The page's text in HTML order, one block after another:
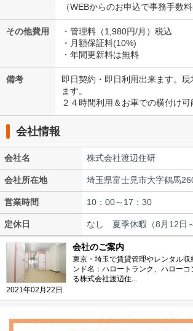
（WEBからのお申込で事務手数
その他費用
・管理料（1,980円/月）税込
・月額保証料(10%)
・年間更新料は無料
備考
即日契約・即日利用出来ます。
ます。
２４時間利用＆お車での横付け可
会社情報
会社名 株式会社渡辺住研
会社所在地 埼玉県富士見市大字鶴馬
営業時間 10：00～17：30
定休日 なし 夏季休暇（8月12日
2021年02月22日
会社のご案内
東京・埼玉で賃貸管理やレンタル収
ンド名：ハロートランク、ハロー
る株式会社渡辺住...